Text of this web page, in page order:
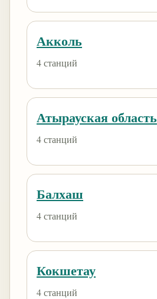
Акколь
4 станций
Атырауская область
4 станций
Балхаш
4 станций
Кокшетау
4 станций